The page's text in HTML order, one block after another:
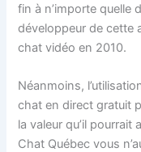
fin à n’importe quelle
développeur de cette
chat vidéo en 2010.
Néanmoins,
chat en direct gratuit
la valeur qu’il
Chat Québec vous